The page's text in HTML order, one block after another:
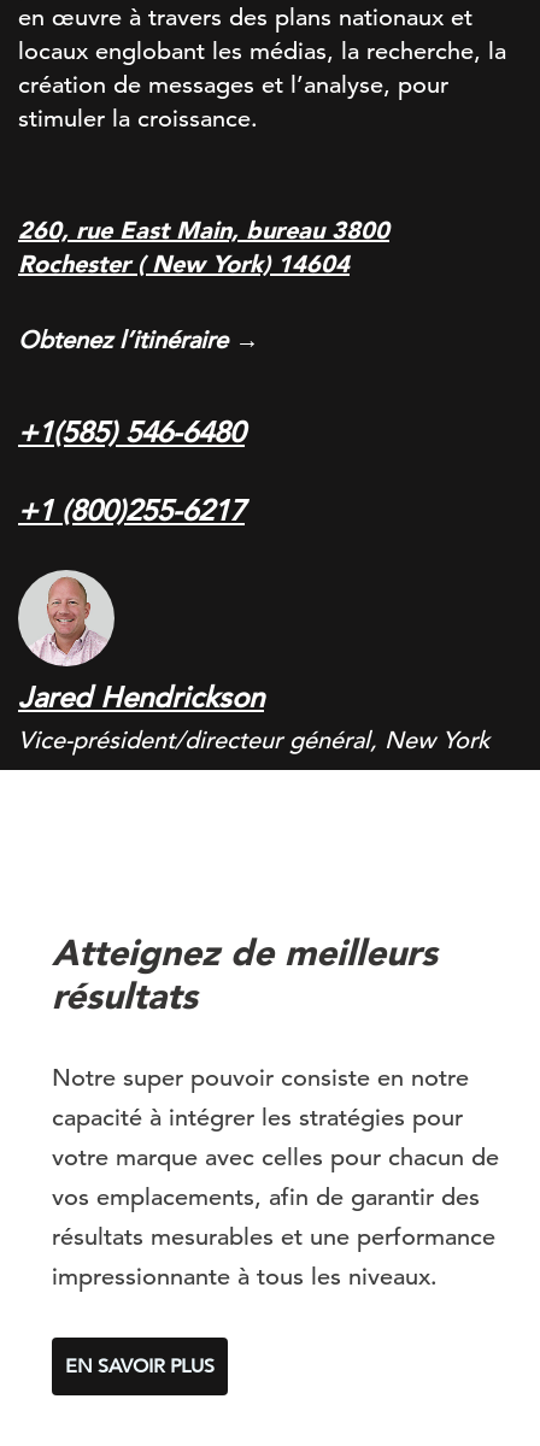
260, rue East Main, bureau 3800
Rochester ( New York) 14604
Obtenez l’itinéraire →
+1(585) 546-6480
+1 (800)255-6217
Jared Hendrickson
Vice-président/directeur général, New York
en œuvre à travers des plans nationaux et
locaux englobant les médias, la recherche, la
création de messages et l’analyse, pour
stimuler la croissance.
Atteignez de meilleurs
résultats
Notre super pouvoir consiste en notre
capacité à intégrer les stratégies pour
votre marque avec celles pour chacun de
vos emplacements, afin de garantir des
résultats mesurables et une performance
impressionnante à tous les niveaux.
EN SAVOIR PLUS